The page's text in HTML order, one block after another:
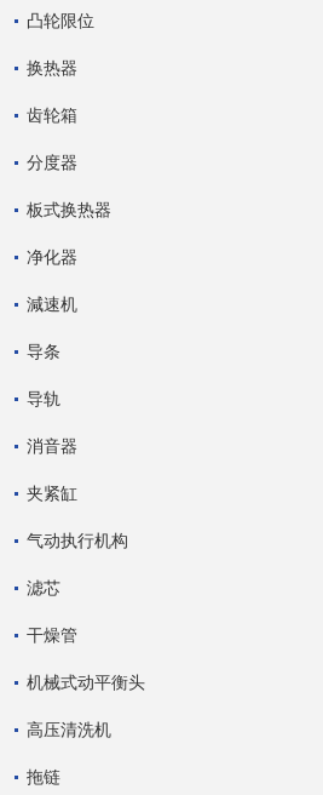
凸轮限位
换热器
齿轮箱
分度器
板式换热器
净化器
減速机
导条
导轨
消音器
夹紧缸
气动执行机构
滤芯
干燥管
机械式动平衡头
高压清洗机
拖链